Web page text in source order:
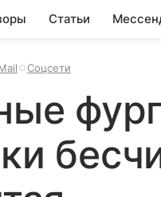
Статьи
Соцсети